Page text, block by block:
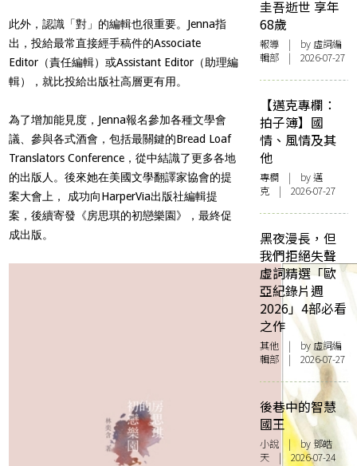
此外，認識「對」的編輯也很重要。Jenna指
出，投給最常直接經手稿件的Associate
Editor（責任編輯）或Assistant Editor（助理編
輯），就比投給出版社高層更有用。
為了增加能見度，Jenna報名參加各種文學會
議、參與各式酒會，包括最關鍵的Bread Loaf
Translators Conference，從中結識了更多各地
的出版人。後來她在美國文學翻譯家協會的提
案大會上， 成功向HarperVia出版社編輯提
案，後續寄發《房思琪的初戀樂園》，最終促
成出版。
圭吾逝世 享年
68歲
報導 | by 虛詞編
輯部 | 2026-07-27
【邁克專欄：
拍子簿】國
情、風情及其
他
專欄 | by邁
克 | 2026-07-27
黑夜漫長，但
我們拒絕失聲
虛詞精選「歐
亞紀錄片週
2026」4部必看
之作
其他 | by 虛詞編
輯部 | 2026-07-27
後巷中的智慧
國王
小說 | by 鄧皓
天 | 2026-07-24